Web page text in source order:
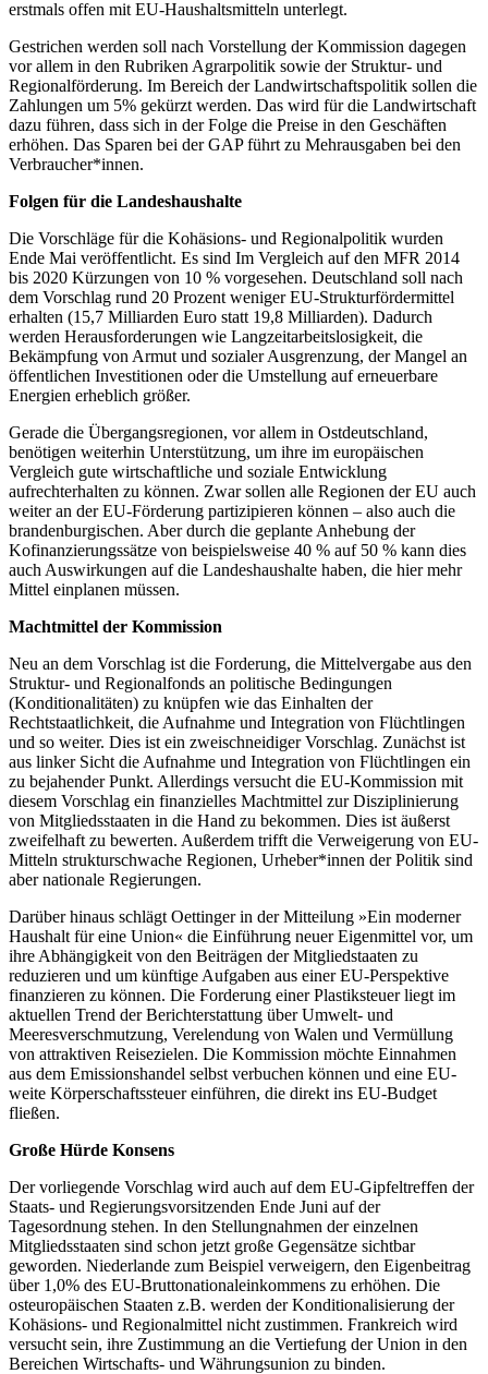
erstmals offen mit EU-Haushaltsmitteln unterlegt.
Gestrichen werden soll nach Vorstellung der Kommission dagegen
vor allem in den Rubriken Agrarpolitik sowie der Struktur- und
Regionalförderung. Im Bereich der Landwirtschaftspolitik sollen die
Zahlungen um 5% gekürzt werden. Das wird für die Landwirtschaft
dazu führen, dass sich in der Folge die Preise in den Geschäften
erhöhen. Das Sparen bei der GAP führt zu Mehrausgaben bei den
Verbraucher*innen.
Folgen für die Landeshaushalte
Die Vorschläge für die Kohäsions- und Regionalpolitik wurden
Ende Mai veröffentlicht. Es sind Im Vergleich auf den MFR 2014
bis 2020 Kürzungen von 10 % vorgesehen. Deutschland soll nach
dem Vorschlag rund 20 Prozent weniger EU-Strukturfördermittel
erhalten (15,7 Milliarden Euro statt 19,8 Milliarden). Dadurch
werden Herausforderungen wie Langzeitarbeitslosigkeit, die
Bekämpfung von Armut und sozialer Ausgrenzung, der Mangel an
öffentlichen Investitionen oder die Umstellung auf erneuerbare
Energien erheblich größer.
Gerade die Übergangsregionen, vor allem in Ostdeutschland,
benötigen weiterhin Unterstützung, um ihre im europäischen
Vergleich gute wirtschaftliche und soziale Entwicklung
aufrechterhalten zu können. Zwar sollen alle Regionen der EU auch
weiter an der EU-Förderung partizipieren können – also auch die
brandenburgischen. Aber durch die geplante Anhebung der
Kofinanzierungssätze von beispielsweise 40 % auf 50 % kann dies
auch Auswirkungen auf die Landeshaushalte haben, die hier mehr
Mittel einplanen müssen.
Machtmittel der Kommission
Neu an dem Vorschlag ist die Forderung, die Mittelvergabe aus den
Struktur- und Regionalfonds an politische Bedingungen
(Konditionalitäten) zu knüpfen wie das Einhalten der
Rechtstaatlichkeit, die Aufnahme und Integration von Flüchtlingen
und so weiter. Dies ist ein zweischneidiger Vorschlag. Zunächst ist
aus linker Sicht die Aufnahme und Integration von Flüchtlingen ein
zu bejahender Punkt. Allerdings versucht die EU-Kommission mit
diesem Vorschlag ein finanzielles Machtmittel zur Disziplinierung
von Mitgliedsstaaten in die Hand zu bekommen. Dies ist äußerst
zweifelhaft zu bewerten. Außerdem trifft die Verweigerung von EU-
Mitteln strukturschwache Regionen, Urheber*innen der Politik sind
aber nationale Regierungen.
Darüber hinaus schlägt Oettinger in der Mitteilung »Ein moderner
Haushalt für eine Union« die Einführung neuer Eigenmittel vor, um
ihre Abhängigkeit von den Beiträgen der Mitgliedstaaten zu
reduzieren und um künftige Aufgaben aus einer EU-Perspektive
finanzieren zu können. Die Forderung einer Plastiksteuer liegt im
aktuellen Trend der Berichterstattung über Umwelt- und
Meeresverschmutzung, Verelendung von Walen und Vermüllung
von attraktiven Reisezielen. Die Kommission möchte Einnahmen
aus dem Emissionshandel selbst verbuchen können und eine EU-
weite Körperschaftssteuer einführen, die direkt ins EU-Budget
fließen.
Große Hürde Konsens
Der vorliegende Vorschlag wird auch auf dem EU-Gipfeltreffen der
Staats- und Regierungsvorsitzenden Ende Juni auf der
Tagesordnung stehen. In den Stellungnahmen der einzelnen
Mitgliedsstaaten sind schon jetzt große Gegensätze sichtbar
geworden. Niederlande zum Beispiel verweigern, den Eigenbeitrag
über 1,0% des EU-Bruttonationaleinkommens zu erhöhen. Die
osteuropäischen Staaten z.B. werden der Konditionalisierung der
Kohäsions- und Regionalmittel nicht zustimmen. Frankreich wird
versucht sein, ihre Zustimmung an die Vertiefung der Union in den
Bereichen Wirtschafts- und Währungsunion zu binden.